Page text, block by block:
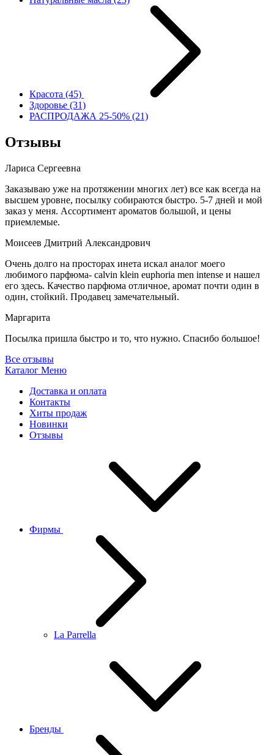
Красота (45)
Здоровье (31)
РАСПРОДАЖА 25-50% (21)
Отзывы
Лариса Сергеевна
Заказываю уже на протяжении многих лет) все как всегда на
высшем уровне, посылку собираются быстро. 5-7 дней и мой
заказ у меня. Ассортимент ароматов большой, и цены
приемлемые.
Моисеев Дмитрий Александрович
Очень долго на просторах инета искал аналог моего
любимого парфюма- calvin klein euphoria men intense и нашел
его здесь. Качество парфюма отличное, аромат почти один в
один, стойкий. Продавец замечательный.
Маргарита
Посылка пришла быстро и то, что нужно. Спасибо большое!
Все отзывы
Каталог Меню
Доставка и оплата
Контакты
Хиты продаж
Новинки
Отзывы
Фирмы
La Parrella
Бренды